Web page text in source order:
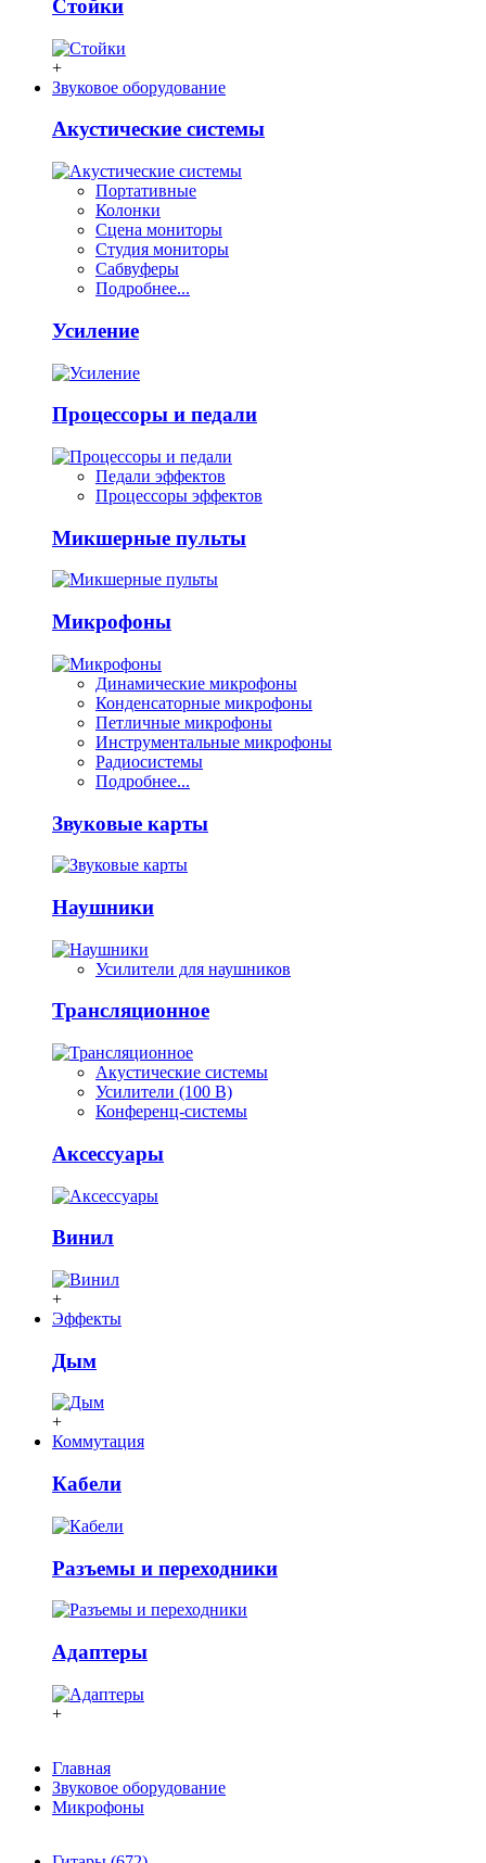
Стойки
+
Звуковое оборудование
Акустические системы
Портативные
Колонки
Сцена мониторы
Студия мониторы
Сабвуферы
Подробнее...
Усиление
Процессоры и педали
Педали эффектов
Процессоры эффектов
Микшерные пульты
Микрофоны
Динамические микрофоны
Конденсаторные микрофоны
Петличные микрофоны
Инструментальные микрофоны
Радиосистемы
Подробнее...
Звуковые карты
Наушники
Усилители для наушников
Трансляционное
Акустические системы
Усилители (100 В)
Конференц-системы
Аксессуары
Винил
+
Эффекты
Дым
+
Коммутация
Кабели
Разъемы и переходники
Адаптеры
+
Главная
Звуковое оборудование
Микрофоны